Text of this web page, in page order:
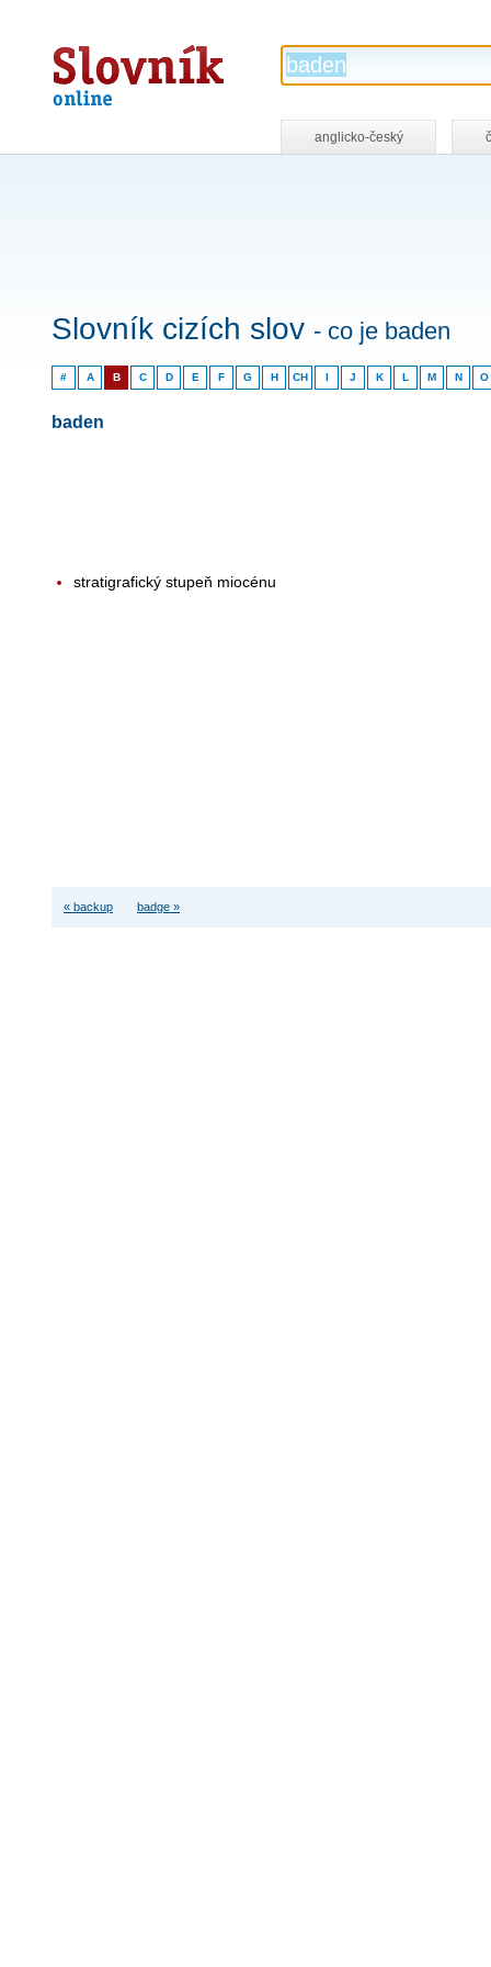
Slovník
online
anglicko-český
Slovník cizích slov - co je baden
# A B C D E F G H CH I J K L M N O
baden
stratigrafický stupeň miocénu
« backup badge »